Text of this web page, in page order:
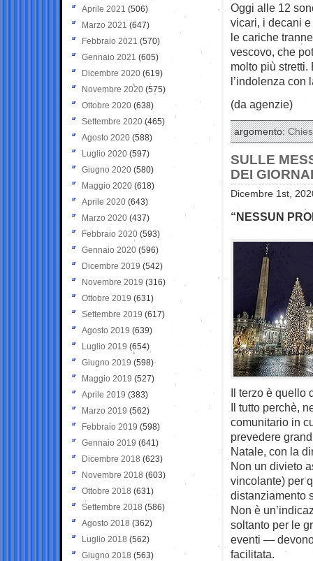
Oggi alle 12
vicari, i decani
le cariche
vescovo, che
molto più
l’indolenza con
(da agenzie)
argomento:
SULLE
DEI
Dicembre 1st,
“NESSUN
Il terzo è quello
Il tutto perchè,
comunitario in
prevedere
Natale, con la
Non un divieto
vincolante) per
distanziamento
Non è
soltanto per le
eventi —
facilitata.
Aprile 2021 (506)
Marzo 2021 (647)
Febbraio 2021 (570)
Gennaio 2021 (605)
Dicembre 2020 (619)
Novembre 2020 (575)
Ottobre 2020 (638)
Settembre 2020(465)
Agosto 2020 (588)
Luglio 2020 (597)
Giugno 2020 (580)
Maggio 2020 (618)
Aprile 2020 (643)
Marzo 2020 (437)
Febbraio 2020 (593)
Gennaio 2020 (596)
Dicembre 2019 (542)
Novembre 2019 (316)
Ottobre 2019 (631)
Settembre 2019 (617)
Agosto 2019 (639)
Luglio 2019 (654)
Giugno 2019 (598)
Maggio 2019 (527)
Aprile 2019 (383)
Marzo 2019 (562)
Febbraio 2019 (598)
Gennaio 2019 (641)
Dicembre 2018 (623)
Novembre 2018 (603)
Ottobre 2018 (631)
Settembre 2018 (586)
Agosto 2018 (362)
Luglio 2018 (562)
Giugno 2018 (563)